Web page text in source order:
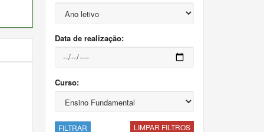
Data de realização:
Curso:
FILTRAR LIMPAR FILTROS